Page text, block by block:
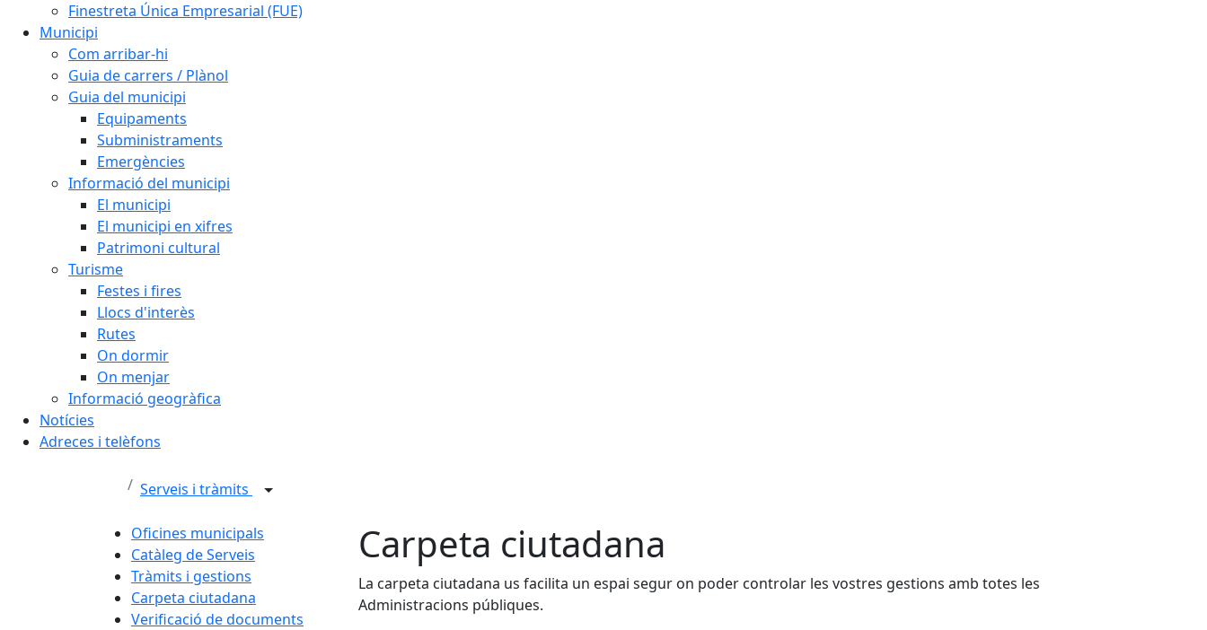
Finestreta Única Empresarial (FUE)
Municipi
Com arribar-hi
Guia de carrers / Plànol
Guia del municipi
Equipaments
Subministraments
Emergències
Informació del municipi
El municipi
El municipi en xifres
Patrimoni cultural
Turisme
Festes i fires
Llocs d'interès
Rutes
On dormir
On menjar
Informació geogràfica
Notícies
Adreces i telèfons
Serveis i tràmits
Oficines municipals
Catàleg de Serveis
Tràmits i gestions
Carpeta ciutadana
Verificació de documents
Carpeta ciutadana
La carpeta ciutadana us facilita un espai segur on poder controlar les vostres gestions amb totes les
Administracions públiques.